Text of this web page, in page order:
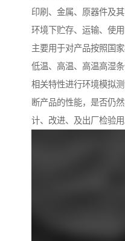
印刷、金属、原器件及
环境下贮存、运输、使
主要用于对产品按照国
低温、高温、高温高湿
相关特性进行环境模拟
断产品的性能，是否仍
计、改进、及出厂检验用